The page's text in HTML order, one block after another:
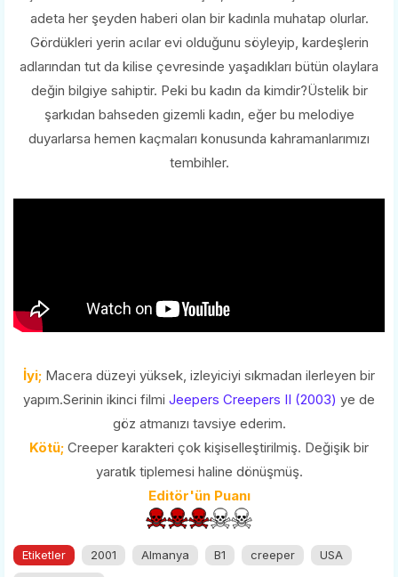
adeta her şeyden haberi olan bir kadınla muhatap olurlar.
Gördükleri yerin acılar evi olduğunu söyleyip, kardeşlerin
adlarından tut da kilise çevresinde yaşadıkları bütün olaylara
değin bilgiye sahiptir. Peki bu kadın da kimdir?Üstelik bir
şarkıdan bahseden gizemli kadın, eğer bu melodiye
duyarlarsa hemen kaçmaları konusunda kahramanlarımızı
tembihler.
İyi; Macera düzeyi yüksek, izleyiciyi sıkmadan ilerleyen bir
yapım.Serinin ikinci filmi Jeepers Creepers II (2003) ye de
göz atmanızı tavsiye ederim.
Kötü; Creeper karakteri çok kişiselleştirilmiş. Değişik bir
yaratık tiplemesi haline dönüşmüş.
Editör'ün Puanı
Etiketler 2001 Almanya B1 creeper
USA